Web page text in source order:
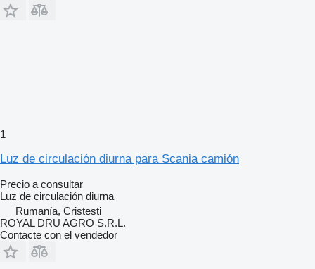
1
Luz de circulación diurna para Scania camión
Precio a consultar
Luz de circulación diurna
Rumanía, Cristesti
ROYAL DRU AGRO S.R.L.
Contacte con el vendedor